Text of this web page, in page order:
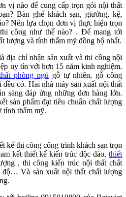
vị nào để cung cấp trọn gói nội thất
Bàn ghế khách sạn, giường, kệ,
Nên lựa chọn đơn vị thực hiện trọn
công như thế nào? . Để mang tới
lượng và tính thẩm mỹ đồng bộ nhất.
địa chỉ nhận sản xuất và thi công nội
uy tín với hơn 15 năm kinh nghiệm.
phòng ngủ gỗ tự nhiên, gỗ công
đều có. Hai nhà máy sản xuất nội thất
sàng đáp ứng những đơn hàng lớn.
sản phẩm đạt tiêu chuẩn chất lượng
tính thẩm mỹ.
kế thi công công trình khách sạn trọn
kết thiết kế kiến trúc độc đáo, thiết
, thi công kiến trúc nội thất chất
độ… Và sản xuất nội thất chất lượng